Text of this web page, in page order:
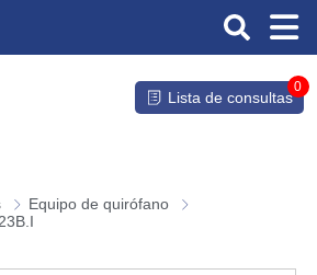
Lista de consultas
0
Equipo de quirófano
23B.I